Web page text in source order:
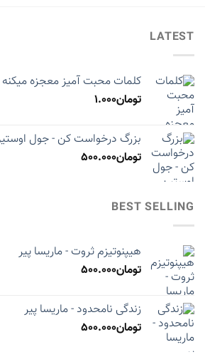
LATEST
کلمات محبت آمیز معجزه
تومان1.000
بزرگ درخواست کن - جول
تومان500.000
BEST SELLING
هیپنوتیزم ثروت - ماریسا پیر
تومان500.000
زندگی نامحدود - ماریسا پیر
تومان500.000